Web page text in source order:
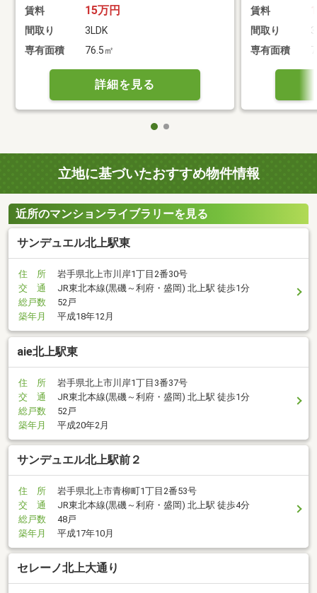
賃料 15万円
間取り
3LDK
専有面積
76.5㎡
詳細を見る
賃料
間取り
専有面積
立地に基づいたおすすめ物件情報
近所のマンションライブラリーを見る
サンデュエル北上駅東
住 所
岩手県北上市川岸1丁目2番30号
交 通
JR東北本線(黒磯～利府・盛岡) 北上駅 徒歩1分
総戸数
52戸
築年月
平成18年12月
aie北上駅東
住 所
岩手県北上市川岸1丁目3番37号
交 通
JR東北本線(黒磯～利府・盛岡) 北上駅 徒歩1分
総戸数
52戸
築年月
平成20年2月
サンデュエル北上駅前２
住 所
岩手県北上市青柳町1丁目2番53号
交 通
JR東北本線(黒磯～利府・盛岡) 北上駅 徒歩4分
総戸数
48戸
築年月
平成17年10月
セレーノ北上大通り